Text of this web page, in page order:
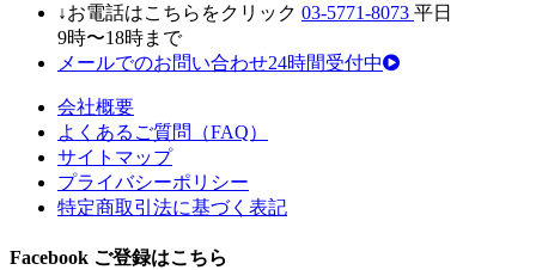
↓お電話はこちらをクリック 03-5771-8073 平日
9時〜18時まで
メールでのお問い合わせ24時間受付中
会社概要
よくあるご質問（FAQ）
サイトマップ
プライバシーポリシー
特定商取引法に基づく表記
Facebook ご登録はこちら